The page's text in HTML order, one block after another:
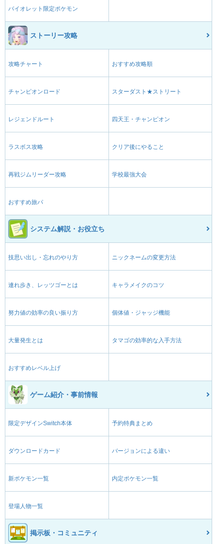
バイオレット限定ポケモン
ストーリー攻略
攻略チャート おすすめ攻略順
チャンピオンロード スターダスト★ストリート
レジェンドルート 四天王・チャンピオン
ラスボス攻略 クリア後にやること
再戦ジムリーダー攻略 学校最強大会
おすすめ旅パ
システム解説・お役立ち
技思い出し・忘れのやり方 ニックネームの変更方法
連れ歩き、レッツゴーとは キャラメイクのコツ
努力値の効率の良い振り方 個体値・ジャッジ機能
大量発生とは タマゴの効率的な入手方法
おすすめレベル上げ
ゲーム紹介・事前情報
限定デザインSwitch本体 予約特典まとめ
ダウンロードカード バージョンによる違い
新ポケモン一覧 内定ポケモン一覧
登場人物一覧
掲示板・コミュニティ